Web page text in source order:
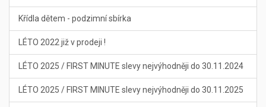
Křídla dětem - podzimní sbírka
LÉTO 2022 již v prodeji !
LÉTO 2025 / FIRST MINUTE slevy nejvýhodněji do 30.11.2024
LÉTO 2025 / FIRST MINUTE slevy nejvýhodněji do 30.11.2025